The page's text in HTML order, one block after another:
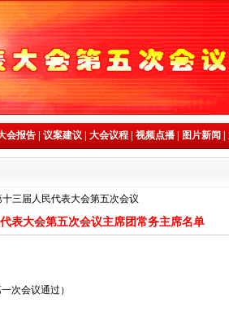
会报告 议案建议 大会议程 视频点播 图片新闻
三届人民代表大会第五次会议
表大会第五次会议主席团常务主席名单
次会议通过）